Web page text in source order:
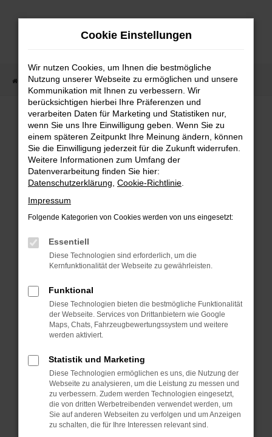
Zum
Startseite Fahrzeugangebote Fahrzeugmarkt
Fahrzeugmarkt
Fehler: Network Error
Beim Laden ist ein Fehler aufgetreten.
Hier sind ein paar Tipps, die dir helfen können:
Überprüfe deine Firewall und deine
Internetverbindung.
deine Suchmaschine?
Prüfe deine Browsererweiterungen.
Manche Erweiterungen, wie Werbeblocker,
können das Laden bestimmter Seiten
anderen Browser oder in einem privaten
Fenster?
Starte dein Gerät neu.
Das kann manchmal helfen,
vorübergehende Probleme zu beheben.
Cookie Einstellungen
Wir nutzen Cookies, um Ihnen die bestmögliche
Nutzung unserer Webseite zu ermöglichen und unsere
Kommunikation mit Ihnen zu verbessern. Wir
berücksichtigen hierbei Ihre Präferenzen und
verarbeiten Daten für Marketing und Statistiken nur,
wenn Sie uns Ihre Einwilligung geben. Wenn Sie zu
einem späteren Zeitpunkt Ihre Meinung ändern, können
Sie die Einwilligung jederzeit für die Zukunft widerrufen.
Weitere Informationen zum Umfang der
Datenverarbeitung finden Sie hier:
Datenschutzerklärung Cookie-Richtlinie
Impressum
Folgende Kategorien von Cookies werden von uns eingesetzt:
Essentiell
Diese Technologien sind erforderlich, um die
Kernfunktionalität der Webseite zu gewährleisten.
Funktional
Diese Technologien bieten die bestmögliche Funktionalität
der Webseite. Services von Drittanbietern wie Google
Maps, Chats, Fahrzeugbewertungssystem und weitere
werden aktiviert.
Statistik und Marketing
Diese Technologien ermöglichen es uns, die Nutzung der
Webseite zu analysieren, um die Leistung zu messen und
zu verbessern. Zudem werden Technologien eingesetzt,
die von dritten Werbetreibenden verwendet werden, um
Sie auf anderen Webseiten zu verfolgen und um Anzeigen
zu schalten, die für Ihre Interessen relevant sind.